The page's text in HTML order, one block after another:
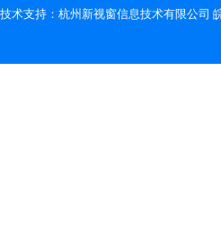
技术支持： 杭州新视窗信息技术有限公司